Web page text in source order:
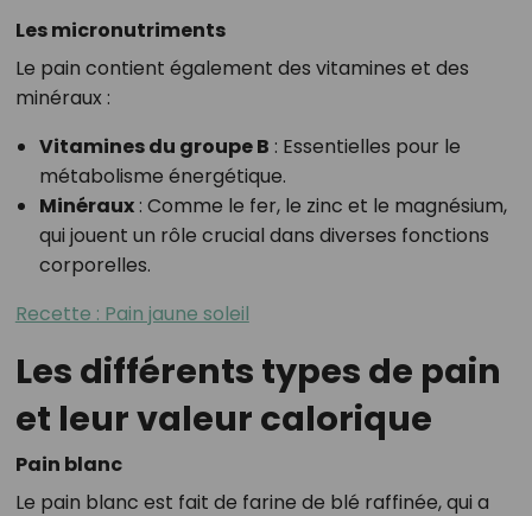
Les micronutriments
Le pain contient également des vitamines et des
minéraux :
Vitamines du groupe B : Essentielles pour le
métabolisme énergétique.
Minéraux: Comme le fer, le zinc et le magnésium,
qui jouent un rôle crucial dans diverses fonctions
corporelles.
Recette : Pain jaune soleil
Les différents types de pain
et leur valeur calorique
Pain blanc
Le pain blanc est fait de farine de blé raffinée, qui a